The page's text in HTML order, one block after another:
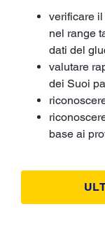
verificare
nel range
dati del
valutare
dei Suoi
base ai